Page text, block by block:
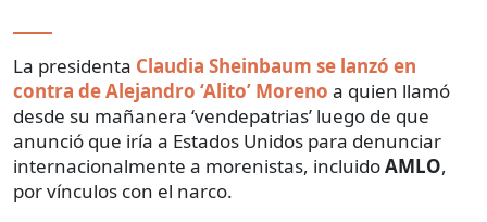
La presidenta Claudia Sheinbaum se lanzó en
contra de Alejandro ‘Alito’ Moreno a quien llamó
desde su mañanera ‘vendepatrias’ luego de que
anunció que iría a Estados Unidos para denunciar
internacionalmente a morenistas, incluidoAMLO,
por vínculos con el narco.